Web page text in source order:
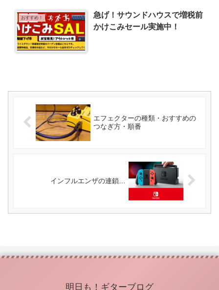
おすすめ！
急げ！サウンドハウスで増税前
かけこみセール実施中！
エフェクターの種類・おすすめの
つなぎ方・順番
インフルエンザの連鎖…
明日も！ギターブログ